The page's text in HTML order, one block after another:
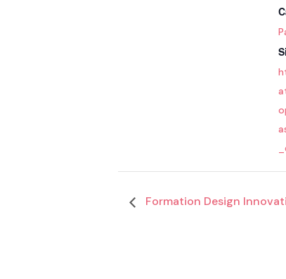
Formation Design